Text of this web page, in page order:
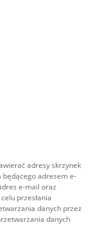
adresy skrzynek
będącego adresem e-
e-mail oraz
przesłania
danych przez
danych